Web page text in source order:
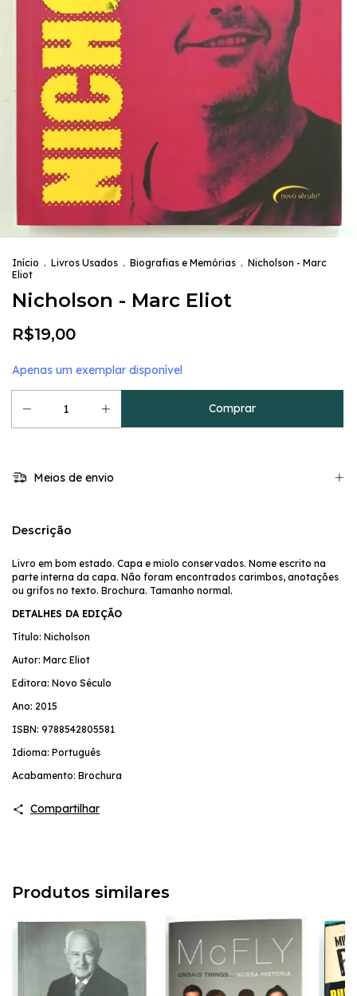
Início . Livros Usados . Biografias e Memórias . Nicholson - Marc
Eliot
Nicholson - Marc Eliot
R$19,00
Apenas um exemplar disponível
Meios de envio
Descrição
Livro em bom estado. Capa e miolo conservados. Nome escrito na
parte interna da capa. Não foram encontrados carimbos, anotações
ou grifos no texto. Brochura. Tamanho normal.
DETALHES DA EDIÇÃO
Título: Nicholson
Autor: Marc Eliot
Editora: Novo Século
Ano: 2015
ISBN: 9788542805581
Idioma: Português
Acabamento: Brochura
Compartilhar
Produtos similares